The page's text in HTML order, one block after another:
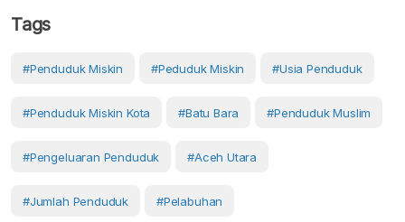
Tags
#Penduduk Miskin #Peduduk Miskin #usia Penduduk
#Penduduk Miskin Kota #Batu Bara #penduduk Muslim
#Pengeluaran Penduduk #aceh Utara
#Jumlah Penduduk #Pelabuhan